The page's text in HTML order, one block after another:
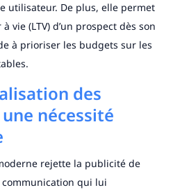
utilisateur. De plus, elle permet
vie (LTV) d’un prospect dès son
à prioriser les budgets sur les
des
nécessité
rejette la publicité de
qui lui